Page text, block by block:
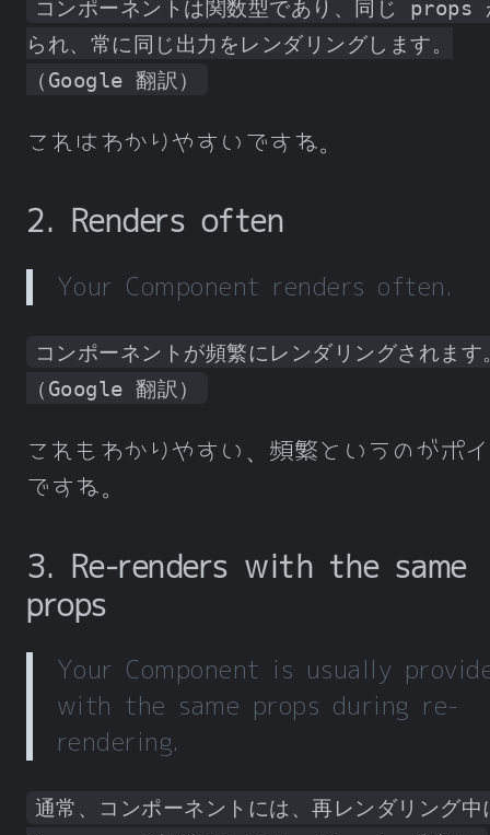
コンポーネントは関数型であり、同じ props
られ、常に同じ出力をレンダリングします。
（Google 翻訳）
これはわかりやすいですね。
2. Renders often
Your Component renders often.
コンポーネントが頻繁にレンダリングされます
（Google 翻訳）
これもわかりやすい、頻繁というのがポ
ですね。
3. Re-renders with the same
props
Your Component is usually
with the same props during re-
rendering.
通常、コンポーネントには、再レンダリング中